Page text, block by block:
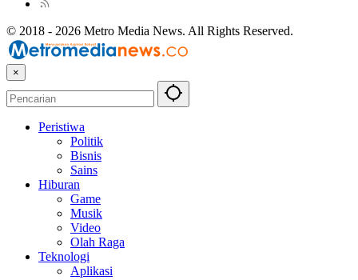
© 2018 - 2026 Metro Media News. All Rights Reserved.
×
Peristiwa
Politik
Bisnis
Sains
Hiburan
Game
Musik
Video
Olah Raga
Teknologi
Aplikasi